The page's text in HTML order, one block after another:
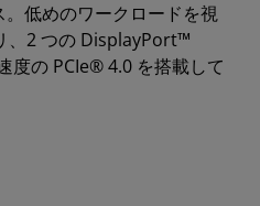
低めのワークロードを視
、2 つの DisplayPort™
度の PCIe® 4.0 を搭載して